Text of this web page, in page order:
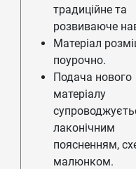
традиційне та
розвиваюче
Матеріал
поурочно.
Подача нового
матеріалу
лаконічним
поясненням,
малюнком.